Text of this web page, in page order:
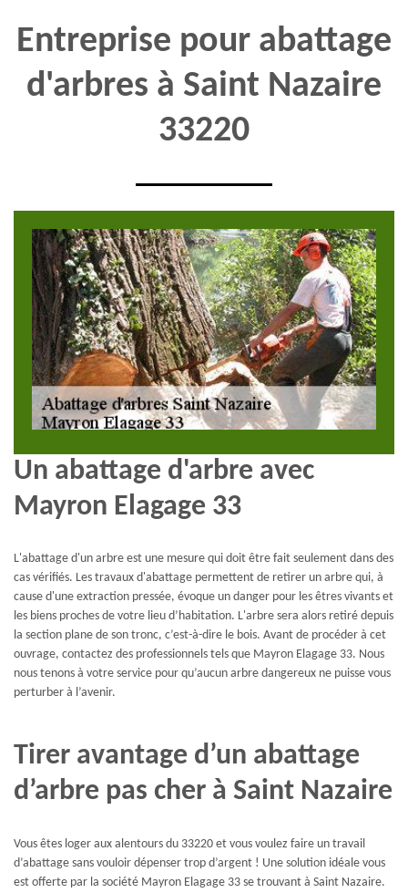
Entreprise pour abattage
d'arbres à Saint Nazaire
33220
Un abattage d'arbre avec
Mayron Elagage 33
L'abattage d'un arbre est une mesure qui doit être fait seulement dans des
cas vérifiés. Les travaux d'abattage permettent de retirer un arbre qui, à
cause d'une extraction pressée, évoque un danger pour les êtres vivants et
les biens proches de votre lieu d’habitation. L'arbre sera alors retiré depuis
la section plane de son tronc, c’est-à-dire le bois. Avant de procéder à cet
ouvrage, contactez des professionnels tels que Mayron Elagage 33. Nous
nous tenons à votre service pour qu’aucun arbre dangereux ne puisse vous
perturber à l’avenir.
Tirer avantage d’un abattage
d’arbre pas cher à Saint Nazaire
Vous êtes loger aux alentours du 33220 et vous voulez faire un travail
d’abattage sans vouloir dépenser trop d’argent ! Une solution idéale vous
est offerte par la société Mayron Elagage 33 se trouvant à Saint Nazaire.